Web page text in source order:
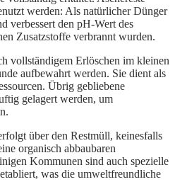
werden: Als natürlicher Dünger
verbessert den pH-Wert des
Zusatzstoffe verbrannt wurden.
vollständigem Erlöschen im kleinen
aufbewahrt werden. Sie dient als
Übrig gebliebene
gelagert werden, um
über den Restmüll, keinesfalls
organisch abbaubaren
Kommunen sind auch spezielle
was die umweltfreundliche